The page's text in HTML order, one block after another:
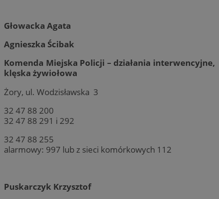
Głowacka Agata
Agnieszka Ścibak
Komenda Miejska Policji – działania interwencyjne,
klęska żywiołowa
Żory, ul. Wodzisławska 3
32 47 88 200
32 47 88 291 i 292
32 47 88 255
alarmowy: 997 lub z sieci komórkowych 112
Puskarczyk Krzysztof